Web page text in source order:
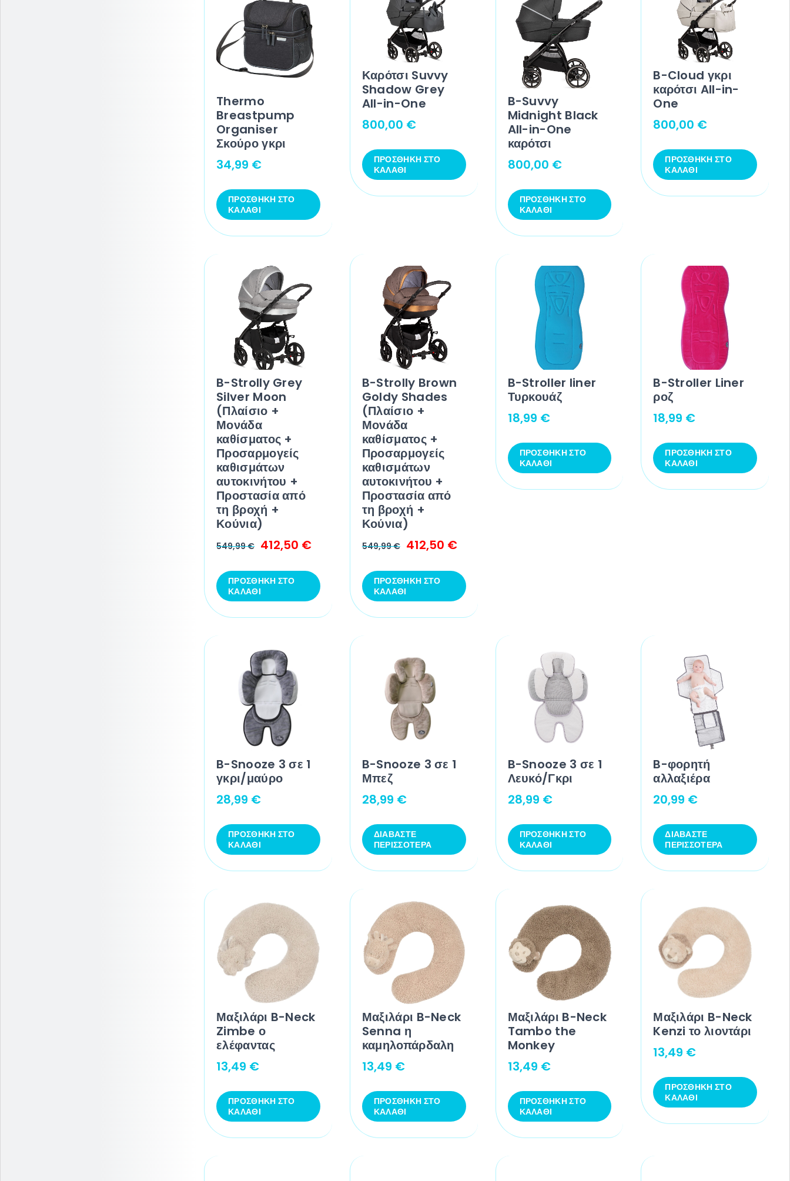
Thermo
Breastpump
Organiser
Σκούρο γκρι
34,99 €
ΠΡΟΣΘΉΚΗ ΣΤΟ
ΚΑΛΆΘΙ
Καρότσι Suvvy
Shadow Grey
All-in-One
800,00 €
ΠΡΟΣΘΉΚΗ ΣΤΟ
ΚΑΛΆΘΙ
B-Suvvy
Midnight Black
All-in-One
καρότσι
800,00 €
ΠΡΟΣΘΉΚΗ ΣΤΟ
ΚΑΛΆΘΙ
B-Cloud γκρι
καρότσι All-in-
One
800,00 €
ΠΡΟΣΘΉΚΗ ΣΤΟ
ΚΑΛΆΘΙ
B-Strolly Grey
Silver Moon
(Πλαίσιο +
Μονάδα
καθίσματος +
Προσαρμογείς
καθισμάτων
αυτοκινήτου +
Προστασία από
τη βροχή +
Κούνια)
549,99€ 412,50 €
ΠΡΟΣΘΉΚΗ ΣΤΟ
ΚΑΛΆΘΙ
B-Strolly Brown
Goldy Shades
(Πλαίσιο +
Μονάδα
καθίσματος +
Προσαρμογείς
καθισμάτων
αυτοκινήτου +
Προστασία από
τη βροχή +
Κούνια)
549,99€ 412,50 €
ΠΡΟΣΘΉΚΗ ΣΤΟ
ΚΑΛΆΘΙ
B-Stroller liner
Τυρκουάζ
18,99 €
ΠΡΟΣΘΉΚΗ ΣΤΟ
ΚΑΛΆΘΙ
B-Stroller Liner
ροζ
18,99 €
ΠΡΟΣΘΉΚΗ ΣΤΟ
ΚΑΛΆΘΙ
B-Snooze 3 σε 1
γκρι/μαύρο
28,99 €
ΠΡΟΣΘΉΚΗ ΣΤΟ
ΚΑΛΆΘΙ
B-Snooze 3 σε 1
Μπεζ
28,99 €
ΔΙΑΒΆΣΤΕ
ΠΕΡΙΣΣΌΤΕΡΑ
B-Snooze 3 σε 1
Λευκό/Γκρι
28,99 €
ΠΡΟΣΘΉΚΗ ΣΤΟ
ΚΑΛΆΘΙ
B-φορητή
αλλαξιέρα
20,99 €
ΔΙΑΒΆΣΤΕ
ΠΕΡΙΣΣΌΤΕΡΑ
Μαξιλάρι B-Neck
Zimbe ο
ελέφαντας
13,49 €
ΠΡΟΣΘΉΚΗ ΣΤΟ
ΚΑΛΆΘΙ
Μαξιλάρι B-Neck
Senna η
καμηλοπάρδαλη
13,49 €
ΠΡΟΣΘΉΚΗ ΣΤΟ
ΚΑΛΆΘΙ
Μαξιλάρι B-Neck
Tambo the
Monkey
13,49 €
ΠΡΟΣΘΉΚΗ ΣΤΟ
ΚΑΛΆΘΙ
Μαξιλάρι B-Neck
Kenzi το λιοντάρι
13,49 €
ΠΡΟΣΘΉΚΗ ΣΤΟ
ΚΑΛΆΘΙ